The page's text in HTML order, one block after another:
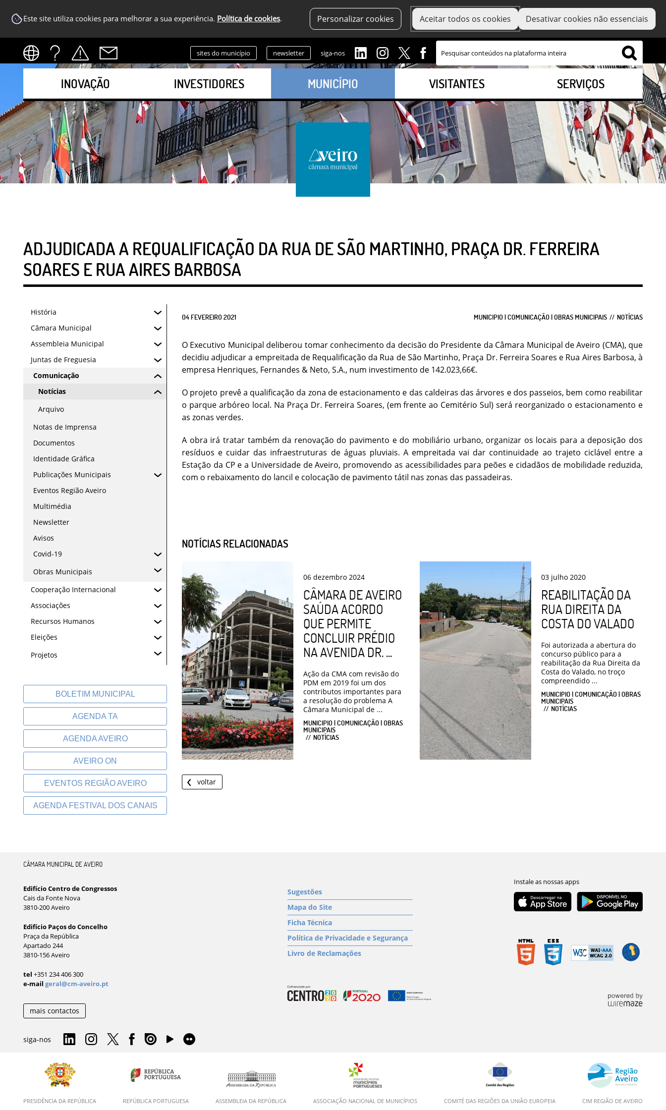
Este site utiliza cookies para melhorar a sua experiência. Política de cookies. Personalizar cookies Aceitar todos os cookies Desativar cookies não essenciais
sites do município newsletter siga-nos
INOVAÇÃO INVESTIDORES MUNICÍPIO VISITANTES SERVIÇOS
ADJUDICADA A REQUALIFICAÇÃO DA RUA DE SÃO MARTINHO, PRAÇA DR. FERREIRA
SOARES E RUA AIRES BARBOSA
História
Câmara Municipal
Assembleia Municipal
Juntas de Freguesia
Comunicação
Notícias
Arquivo
Notas de Imprensa
Documentos
Identidade Gráfica
Publicações Municipais
Eventos Região Aveiro
Multimédia
Newsletter
Avisos
Covid-19
Obras Municipais
Cooperação Internacional
Associações
Recursos Humanos
Eleições
Projetos
BOLETIM MUNICIPAL
AGENDA TA
AGENDA AVEIRO
AVEIRO ON
EVENTOS REGIÃO AVEIRO
AGENDA FESTIVAL DOS CANAIS
04 FEVEREIRO2021 MUNICIPIO | COMUNICAÇÃO | OBRAS MUNICIPAIS NOTÍCIAS
O Executivo Municipal deliberou tomar conhecimento da decisão do Presidente da Câmara Municipal de Aveiro (CMA), que
decidiu adjudicar a empreitada de Requalificação da Rua de São Martinho, Praça Dr. Ferreira Soares e Rua Aires Barbosa, à
empresa Henriques, Fernandes & Neto, S.A., num investimento de 142.023,66€.
O projeto prevê a qualificação da zona de estacionamento e das caldeiras das árvores e dos passeios, bem como reabilitar
o parque arbóreo local. Na Praça Dr. Ferreira Soares, (em frente ao Cemitério Sul) será reorganizado o estacionamento e
as zonas verdes.
A obra irá tratar também da renovação do pavimento e do mobiliário urbano, organizar os locais para a deposição dos
resíduos e cuidar das infraestruturas de águas pluviais. A empreitada vai dar continuidade ao trajeto ciclável entre a
Estação da CP e a Universidade de Aveiro, promovendo as acessibilidades para peões e cidadãos de mobilidade reduzida,
com o rebaixamento do lancil e colocação de pavimento tátil nas zonas das passadeiras.
NOTÍCIAS RELACIONADAS
06 dezembro 2024
CÂMARA DE AVEIRO
SAÚDA ACORDO
QUE PERMITE
CONCLUIR PRÉDIO
NA AVENIDA DR. ...
Ação da CMA com revisão do
PDM em 2019 foi um dos
contributos importantes para
a resolução do problema A
Câmara Municipal de ...
MUNICIPIO | COMUNICAÇÃO | OBRAS
MUNICIPAIS
NOTÍCIAS
03 julho 2020
REABILITAÇÃO DA
RUA DIREITA DA
COSTA DO VALADO
Foi autorizada a abertura do
concurso público para a
reabilitação da Rua Direita da
Costa do Valado, no troço
compreendido ...
MUNICIPIO | COMUNICAÇÃO | OBRAS
MUNICIPAIS
NOTÍCIAS
voltar
CÂMARA MUNICIPAL DE AVEIRO
Edifício Centro de Congressos
Cais da Fonte Nova
3810-200 Aveiro
Edifício Paços do Concelho
Praça da República
Apartado 244
3810-156 Aveiro
tel +351 234 406 300
e-mail geral@cm-aveiro.pt
mais contactos
siga-nos
Sugestões
Mapa do Site
Ficha Técnica
Política de Privacidade e Segurança
Livro de Reclamações
PRESIDÊNCIA DA REPÚBLICA REPÚBLICA PORTUGUESA ASSEMBLEIA DA REPÚBLICA ASSOCIAÇÃO NACIONAL DE MUNICÍPIOS COMITÉ DAS REGIÕES DA UNIÃO EUROPEIA CIM REGIÃO DE AVEIRO